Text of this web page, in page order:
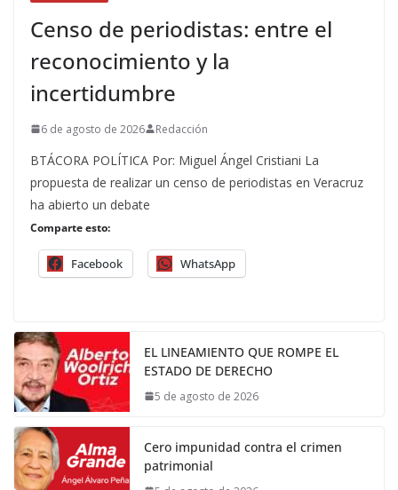
Censo de periodistas: entre el
reconocimiento y la
incertidumbre
6 de agosto de 2026 Redacción
BTÁCORA POLÍTICA Por: Miguel Ángel Cristiani La
propuesta de realizar un censo de periodistas en Veracruz
ha abierto un debate
Comparte esto:
Facebook WhatsApp
EL LINEAMIENTO QUE ROMPE EL
ESTADO DE DERECHO
5 de agosto de 2026
Cero impunidad contra el crimen
patrimonial